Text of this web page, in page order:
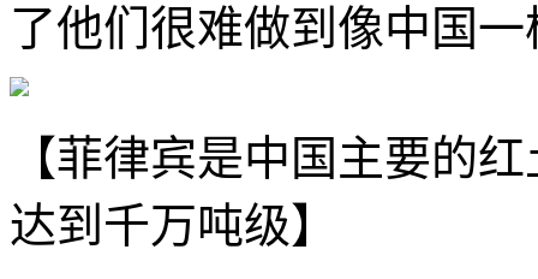
了他们很难做到像中国
【菲律宾是中国主要的
达到千万吨级】